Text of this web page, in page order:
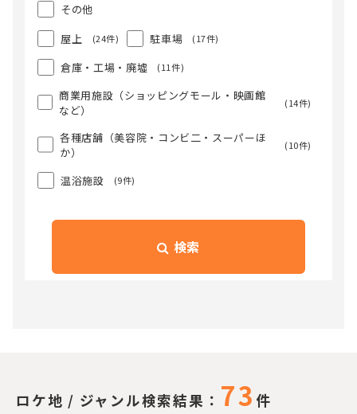
その他
屋上
(24件) 駐車場 (17件)
倉庫・工場・廃墟 (11件)
商業用施設（ショッピングモール・映画館
など）
(14件)
各種店舗（美容院・コンビ二・スーパーほ
か）
(10件)
温浴施設 (9件)
検索
ロケ地 / ジャンル検索結果： 73 件